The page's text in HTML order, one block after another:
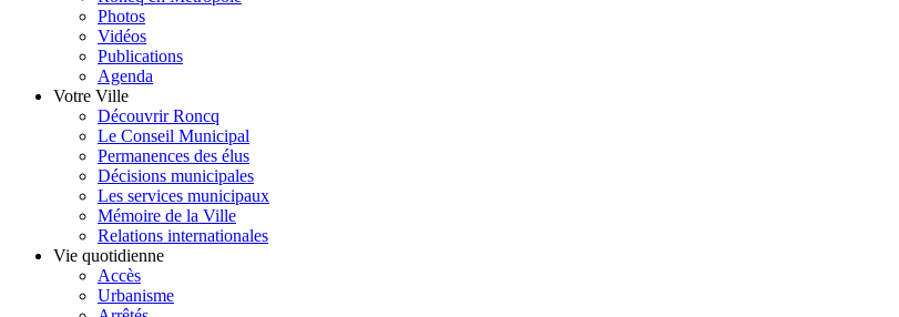
Photos
Vidéos
Publications
Agenda
Votre Ville
Découvrir Roncq
Le Conseil Municipal
Permanences des élus
Décisions municipales
Les services municipaux
Mémoire de la Ville
Relations internationales
Vie quotidienne
Accès
Urbanisme